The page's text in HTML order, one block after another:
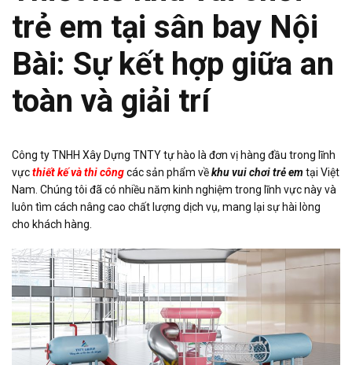
trẻ em tại sân bay Nội
Bài: Sự kết hợp giữa an
toàn và giải trí
Công ty TNHH Xây Dựng TNTY tự hào là đơn vị hàng đầu trong lĩnh
vựcthiết kế và thi côngcác sản phẩm vềkhu vui chơi trẻ emtại Việt
Nam. Chúng tôi đã có nhiều năm kinh nghiệm trong lĩnh vực này và
luôn tìm cách nâng cao chất lượng dịch vụ, mang lại sự hài lòng
cho khách hàng.